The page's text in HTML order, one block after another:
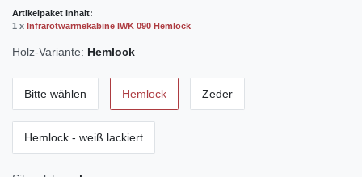
Artikelpaket Inhalt:
1 x Infrarotwärmekabine IWK 090 Hemlock
Holz-Variante: Hemlock
Bitte wählen Hemlock Zeder
Hemlock - weiß lackiert